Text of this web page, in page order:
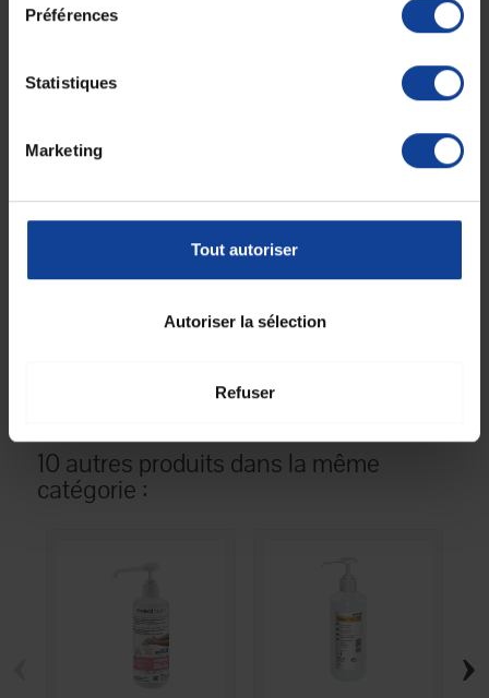
Préférences
Statistiques
Marketing
Tout autoriser
Autoriser la sélection
Refuser
contenant
volume (indique
Unité de
1
10 autres produits dans la même
catégorie :
›